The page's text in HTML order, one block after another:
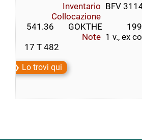
Inventario BFV
Collocazione
541.36       GOKTHE
Note 1 v., ex
17 T 482
Lo trovi qui